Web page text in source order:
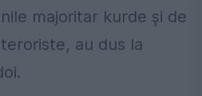
majoritar kurde și de
au dus la